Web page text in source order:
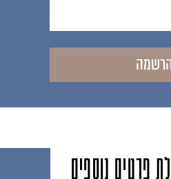
פרטים נוספים